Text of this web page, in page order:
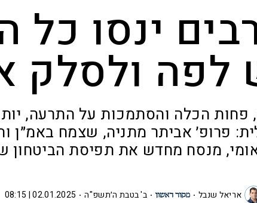
ינסו כל
לפה ולסלק
פחות הכלה והסתמכות על התרעה,
פרופ׳ אביתר מתניה, שצמח באמ״ן
מנסח מחדש את תפיסת הביטחון
אריאל שנבל ב' בטבת ה׳תשפ"ה 02.01.2025 | 08:15